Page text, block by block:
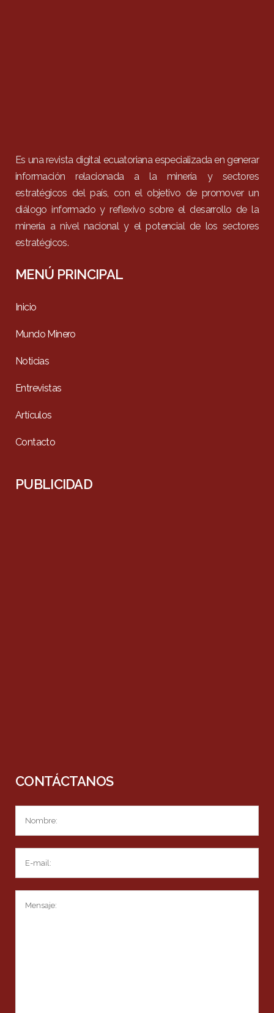
Es una revista digital ecuatoriana especializada en generar
información relacionada a la minería y sectores
estratégicos del país, con el objetivo de promover un
diálogo informado y reflexivo sobre el desarrollo de la
minería a nivel nacional y el potencial de los sectores
estratégicos.
MENÚ PRINCIPAL
Inicio
Mundo Minero
Noticias
Entrevistas
Artículos
Contacto
PUBLICIDAD
CONTÁCTANOS